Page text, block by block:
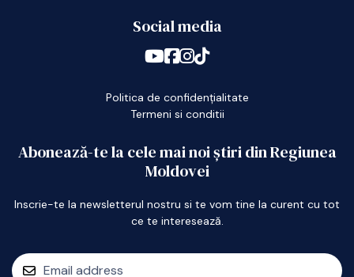
Social media
Politica de confidențialitate
Termeni si conditii
Abonează-te la cele mai noi știri din Regiunea
Moldovei
Inscrie-te la newsletterul nostru si te vom tine la curent cu tot
ce te interesează.